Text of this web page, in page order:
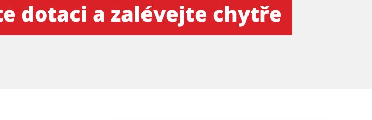
dotaci a zalévejte chytře